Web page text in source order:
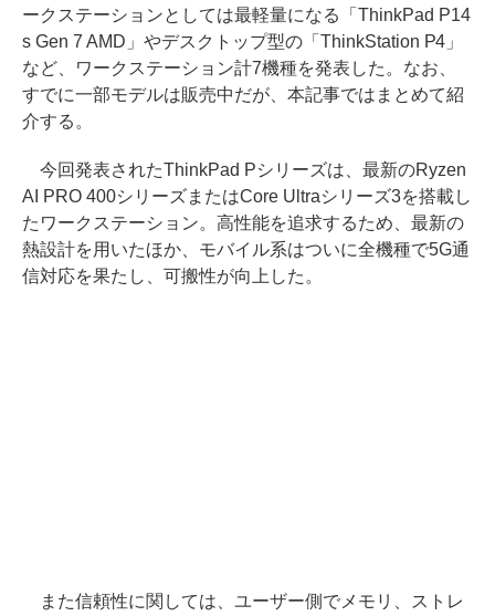
ークステーションとしては最軽量になる「ThinkPad P14
s Gen 7 AMD」やデスクトップ型の「ThinkStation P4」
など、ワークステーション計7機種を発表した。なお、
すでに一部モデルは販売中だが、本記事ではまとめて紹
介する。
今回発表されたThinkPad Pシリーズは、最新のRyzen
AI PRO 400シリーズまたはCore Ultraシリーズ3を搭載し
たワークステーション。高性能を追求するため、最新の
熱設計を用いたほか、モバイル系はついに全機種で5G通
信対応を果たし、可搬性が向上した。
また信頼性に関しては、ユーザー側でメモリ、ストレ